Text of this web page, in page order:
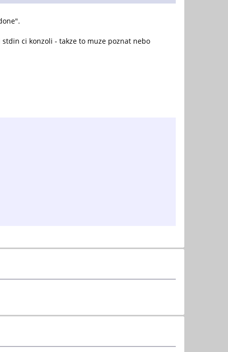
ci konzoli - takze to muze poznat nebo